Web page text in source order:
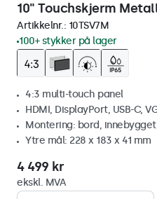
10" Touchskjerm
Artikkelnr.: 10TSV7M
100+ stykker på lager
4:3 multi-touch panel
HDMI, DisplayPort, USB-C,
Montering: bord,
Ytre mål: 228 x 183 x 41 mm
4 499 kr
ekskl. MVA